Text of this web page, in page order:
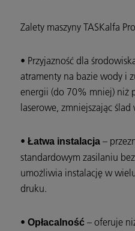
Zalety maszyny TASKalfa
• Przyjazność dla
atramenty na bazie wody i
energii (do 70% mniej) niż
laserowe, zmniejszając ślad
• Łatwa instalacja –
standardowym zasilaniu
umożliwia instalację w
druku.
• Opłacalność – oferuje